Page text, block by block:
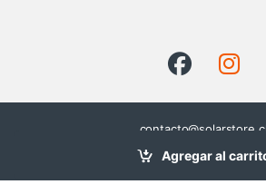
Agregar al
contacto@solarstore.cl